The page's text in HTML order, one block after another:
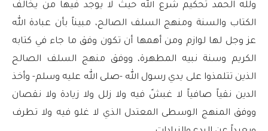
ولله الحمد تحكيم شرع الله حيث لا يوجد فيها من يخالف
الكتاب والسنة ومنهج السلف الصالح، مبيناً بأن عبادة الله
عز وجل لها لوازم ومن أهمها أن تكون وفق ما جاء في كتابه
الكريم وسنة نبيه المطهرة، ووفق منهج السلف الصالح
الذين تتلمذوا على يدي رسول الله -صلى الله عليه وسلم- وأخذ
الدين نقياً صافياً لا غبشً فيه ولا زلل ولا زيادة ولا نقصان
ووفق المنهج الوسطى المعتدل الذي لا غلو فيه ولا تطرف